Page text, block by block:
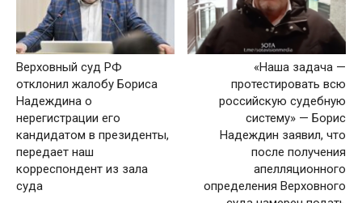
Верховный суд РФ
отклонил жалобу Бориса
Надеждина о
нерегистрации его
кандидатом в президенты,
передает наш
корреспондент из зала
суда
«Наша задача —
протестировать всю
российскую судебную
систему» — Борис
Надеждин заявил, что
после получения
апелляционного
определения Верховного